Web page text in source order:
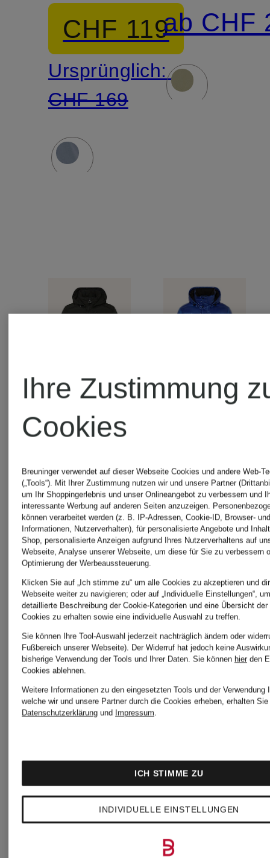
CHF 119
Ursprünglich:
CHF 169
ab CHF
WELLENSTEYN
Steppjacke
mit
abnehmbarer
Kapuze
ab CHF 239
mit
Isolierung
ab CHF
WELLENSTEYN
Ihre Zustimmung
Cookies
Breuninger verwendet auf dieser Webseite Cookies und andere Web-
(„Tools“). Mit Ihrer Zustimmung nutzen wir und unsere Partner
um Ihr Shoppingerlebnis und unser Onlineangebot zu verbessern und
interessante Werbung auf anderen Seiten anzuzeigen.
können verarbeitet werden (z. B. IP-Adressen, Cookie-ID, Browser-
Informationen, Nutzerverhalten), für personalisierte Angebote und
Shop, personalisierte Anzeigen aufgrund Ihres Nutzerverhaltens auf
Webseite, Analyse unserer Webseite, um diese für Sie zu verbessern
Optimierung der Werbeaussteuerung.
Klicken Sie auf „Ich stimme zu“ um alle Cookies zu akzeptieren und
Webseite weiter zu navigieren; oder auf „Individuelle Einstellungen“,
detaillierte Beschreibung der Cookie-Kategorien und eine Übersicht
Cookies zu erhalten sowie eine individuelle Auswahl zu treffen.
Sie können Ihre Tool-Auswahl jederzeit nachträglich ändern oder
Fußbereich unserer Webseite). Der Widerruf hat jedoch keine
bisherige Verwendung der Tools und Ihrer Daten. Sie können hier den
Cookies ablehnen.
Weitere Informationen zu den eingesetzten Tools und der Verwendung
welche wir und unsere Partner durch die Cookies erheben, erhalten
Datenschutzerklärung und Impressum.
INDIVIDUELLE EINSTELLUNGEN
ICH STIMME ZU